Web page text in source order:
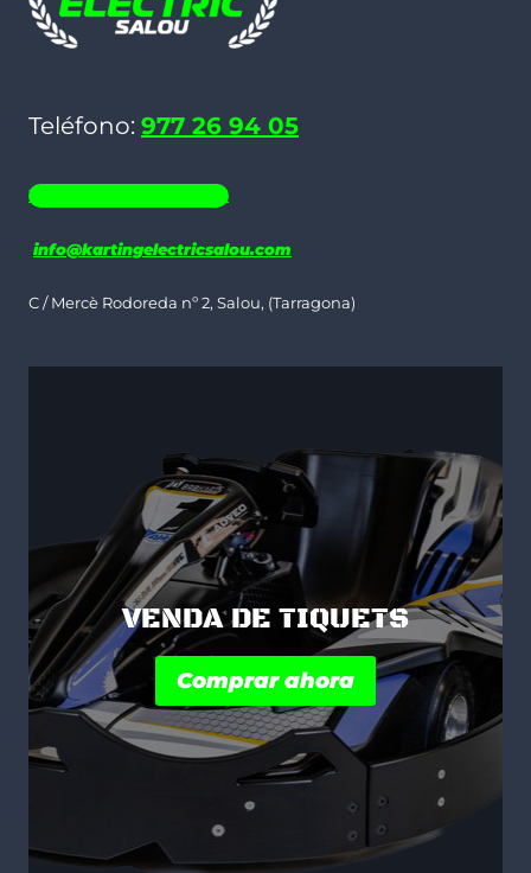
se
en
página
de
Teléfono: 977 26 94 05
WHATSAPP 686 19 06 35
info@kartingelectricsalou.com
C / Mercè Rodoreda nº 2, Salou, (Tarragona)
VENDA DE TIQUETS
Comprar ahora